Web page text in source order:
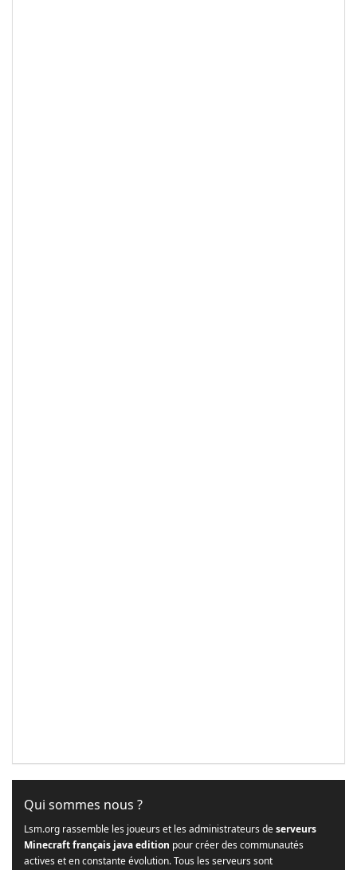
Qui sommes nous ?
Lsm.org rassemble les joueurs et les administrateurs deserveurs
Minecraft français java edition pour créer des communautés
actives et en constante évolution. Tous les serveurs sont